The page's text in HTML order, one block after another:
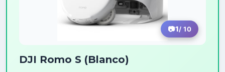
1/ 10
DJI Romo S (Blanco)